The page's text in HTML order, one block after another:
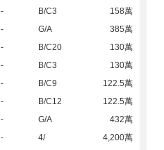
- B/C3
158萬
- G/A
385萬
- B/C20
130萬
- B/C3
130萬
- B/C9
122.5萬
- B/C12
122.5萬
- G/A
432萬
- 4/ 4,200萬